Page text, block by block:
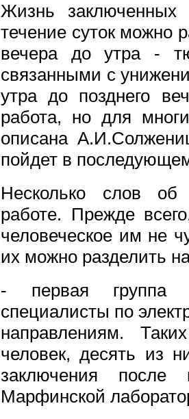
Жизнь заключенных
течение суток можно
вечера до утра -
связанными с
утра до позднего
работа, но для
описана
пойдет в
Несколько слов
работе. Прежде
человеческое им не
их можно разделить
- первая группа
специалисты по
направлениям.
человек, десять из
заключения после
Марфинской